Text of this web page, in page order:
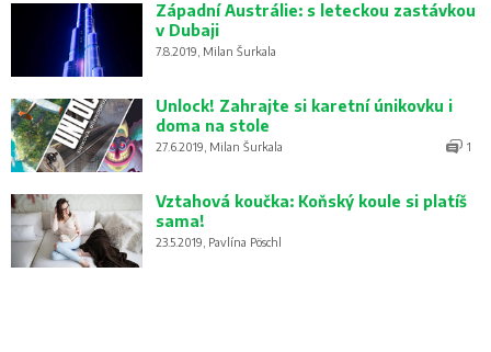
Západní Austrálie: s leteckou zastávkou
v Dubaji
7.8.2019, Milan Šurkala
Unlock! Zahrajte si karetní únikovku i
doma na stole
27.6.2019, Milan Šurkala 1
Vztahová koučka: Koňský koule si platíš
sama!
23.5.2019, Pavlína Pöschl